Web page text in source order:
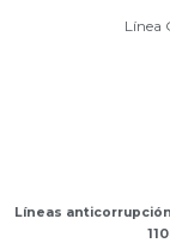
Línea
Líneas